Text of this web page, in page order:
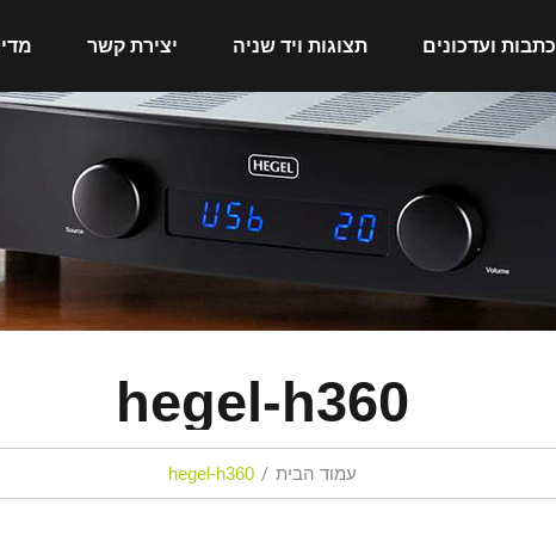
כתבות ועדכונים תצוגות ויד שניה יצירת קשר
hegel-h360
עמוד הבית hegel-h360